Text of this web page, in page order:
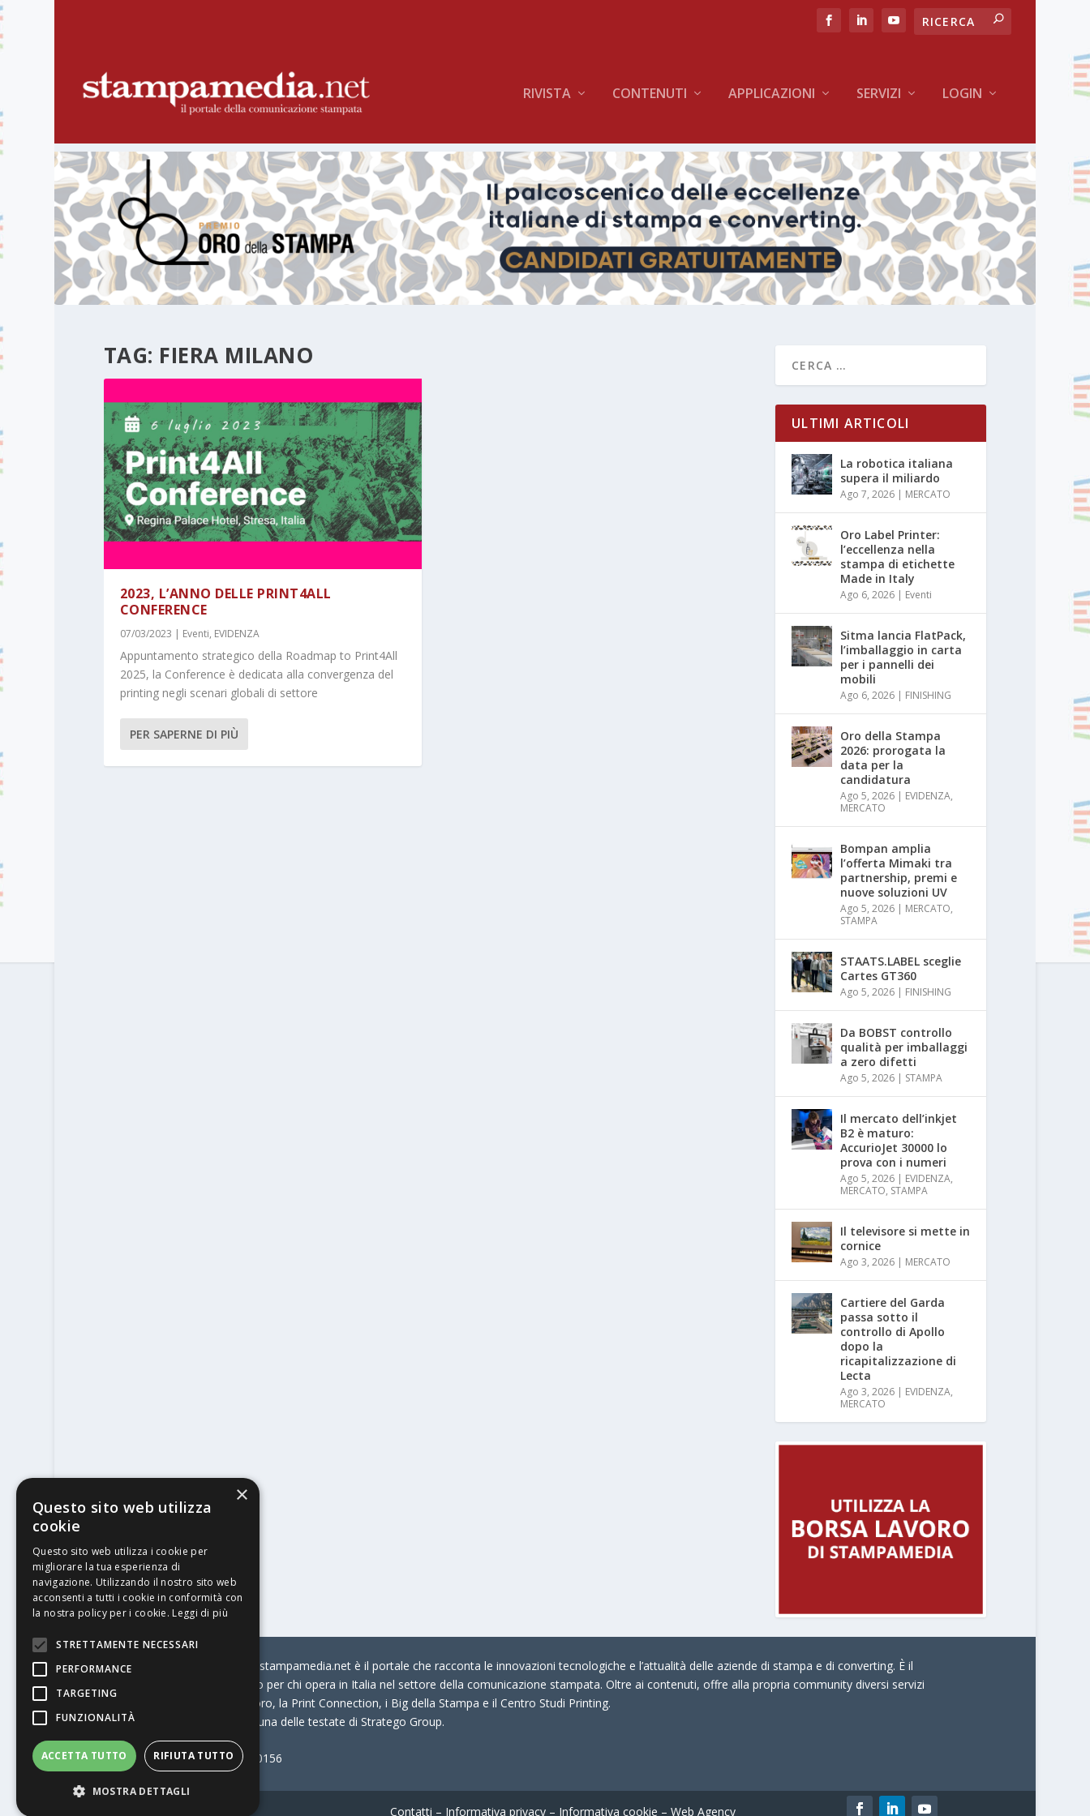
RIVISTA CONTENUTI APPLICAZIONI SERVIZI LOGIN
TAG: FIERA MILANO
2023, L’ANNO DELLE PRINT4ALL
CONFERENCE
07/03/2023 | Eventi, EVIDENZA
Appuntamento strategico della Roadmap to Print4All
2025, la Conference è dedicata alla convergenza del
printing negli scenari globali di settore
PER SAPERNE DI PIÙ
ULTIMI ARTICOLI
La robotica italiana
supera il miliardo
Ago 7, 2026 | MERCATO
Oro Label Printer:
l’eccellenza nella
stampa di etichette
Made in Italy
Ago 6, 2026 | Eventi
Sitma lancia FlatPack,
l’imballaggio in carta
per i pannelli dei
mobili
Ago 6, 2026 | FINISHING
Oro della Stampa
2026: prorogata la
data per la
candidatura
Ago 5, 2026 | EVIDENZA,
MERCATO
Bompan amplia
l’offerta Mimaki tra
partnership, premi e
nuove soluzioni UV
Ago 5, 2026 | MERCATO,
STAMPA
STAATS.LABEL sceglie
Cartes GT360
Ago 5, 2026 | FINISHING
Da BOBST controllo
qualità per imballaggi
a zero difetti
Ago 5, 2026 | STAMPA
Il mercato dell’inkjet
B2 è maturo:
AccurioJet 30000 lo
prova con i numeri
Ago 5, 2026 | EVIDENZA,
MERCATO, STAMPA
Il televisore si mette in
cornice
Ago 3, 2026 | MERCATO
Cartiere del Garda
passa sotto il
controllo di Apollo
dopo la
ricapitalizzazione di
Lecta
Ago 3, 2026 | EVIDENZA,
MERCATO
stampamedia.net è il portale che racconta le innovazioni tecnologiche e l’attualità delle aziende di stampa e di converting. È il
portale di riferimento per chi opera in Italia nel settore della comunicazione stampata. Oltre ai contenuti, offre alla propria community diversi servizi
la Borsa Lavoro, la Print Connection, i Big della Stampa e il Centro Studi Printing.
Stampamedia.net è una delle testate di Stratego Group.
Partita IVA07921450156
Contatti – Informativa privacy– Informativa cookie – Web Agency
×
Questo sito web utilizza
cookie
Questo sito web utilizza i cookie per
migliorare la tua esperienza di
navigazione. Utilizzando il nostro sito web
acconsenti a tutti i cookie in conformità con
la nostra policy per i cookie. Leggi di più
STRETTAMENTE NECESSARI
PERFORMANCE
TARGETING
FUNZIONALITÀ
ACCETTA TUTTO RIFIUTA TUTTO
MOSTRA DETTAGLI